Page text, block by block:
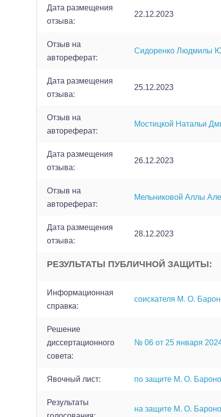
Дата размещения
отзыва:
22.12.2023
Отзыв на
автореферат:
Сидоренко Людмилы
Дата размещения
отзыва:
25.12.2023
Отзыв на
автореферат:
Мостицкой Натальи
Дата размещения
отзыва:
26.12.2023
Отзыв на
автореферат:
Мельниковой Аллы
Дата размещения
отзыва:
28.12.2023
РЕЗУЛЬТАТЫ ПУБЛИЧНОЙ ЗАЩИТЫ:
Информационная
справка:
соискателя М. О.
Решение
диссертационного
совета:
№ 06 от 25 января
Явочный лист: по защите М. О.
Результаты
на защите М. О.